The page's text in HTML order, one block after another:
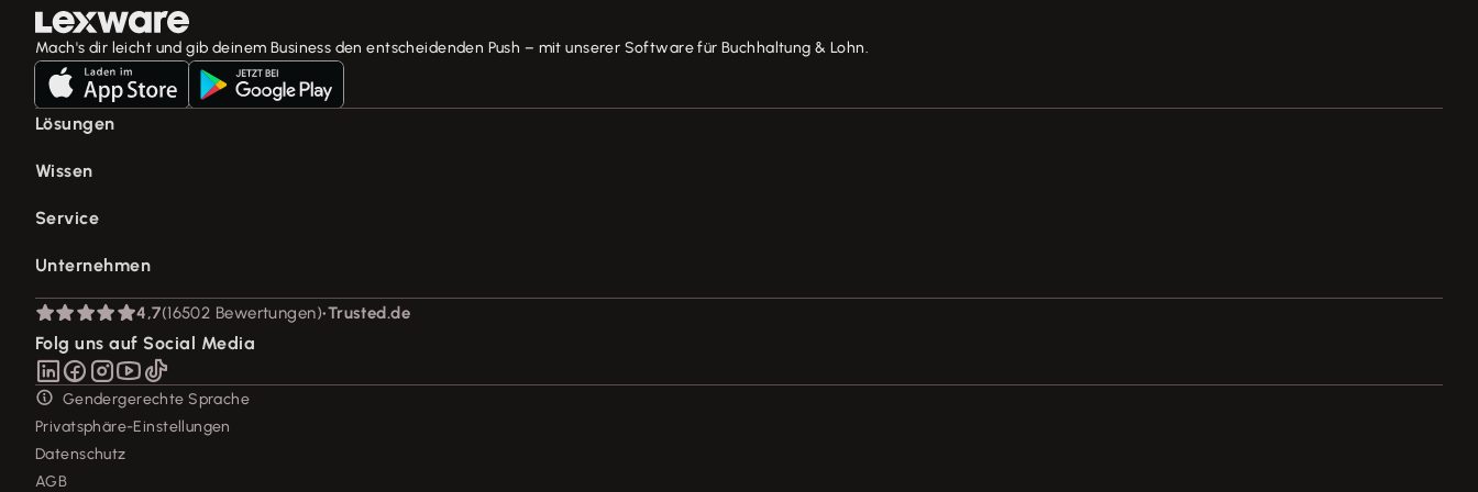
Mach's dir leicht und gib deinem Business den entscheidenden Push – mit unserer Software für Buchhaltung & Lohn.
Lösungen
E-Rechnung Software
Buchhaltungssoftware
Branchenlösungen
Erweiterungen & Partner
Wissen
Fachwissen für Unternehmer
Lexware Akademie
Tell Your Story
Das Lena Prinzip
Service
Support für Lexware Office
Für Steuerberater
Partner werden
Affiliate-Partner werden
Support für Desktop-Produkte
Forum
Mein Konto
Unternehmen
Über Lexware
Presse
Soziale Verantwortung
Karriere
4,7(16502 Bewertungen)•Trusted.de
Folg uns auf Social Media
Gendergerechte Sprache
Privatsphäre-Einstellungen
Datenschutz
AGB